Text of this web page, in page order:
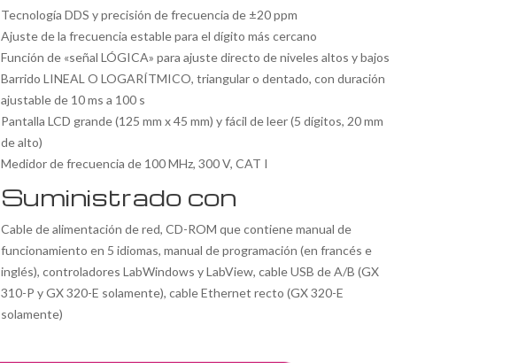
Tecnología DDS y precisión de frecuencia de ±20 ppm
Ajuste de la frecuencia estable para el dígito más cercano
Función de «señal LÓGICA» para ajuste directo de niveles altos y bajos
Barrido LINEAL O LOGARÍTMICO, triangular o dentado, con duración
ajustable de 10 ms a 100 s
Pantalla LCD grande (125 mm x 45 mm) y fácil de leer (5 dígitos, 20 mm
de alto)
Medidor de frecuencia de 100 MHz, 300 V, CAT I
Suministrado con
Cable de alimentación de red, CD-ROM que contiene manual de
funcionamiento en 5 idiomas, manual de programación (en francés e
inglés), controladores LabWindows y LabView, cable USB de A/B (GX
310-P y GX 320-E solamente), cable Ethernet recto (GX 320-E
solamente)